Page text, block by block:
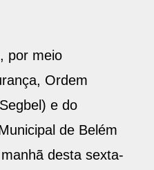
por meio
Ordem
e do
de Belém
desta sexta-